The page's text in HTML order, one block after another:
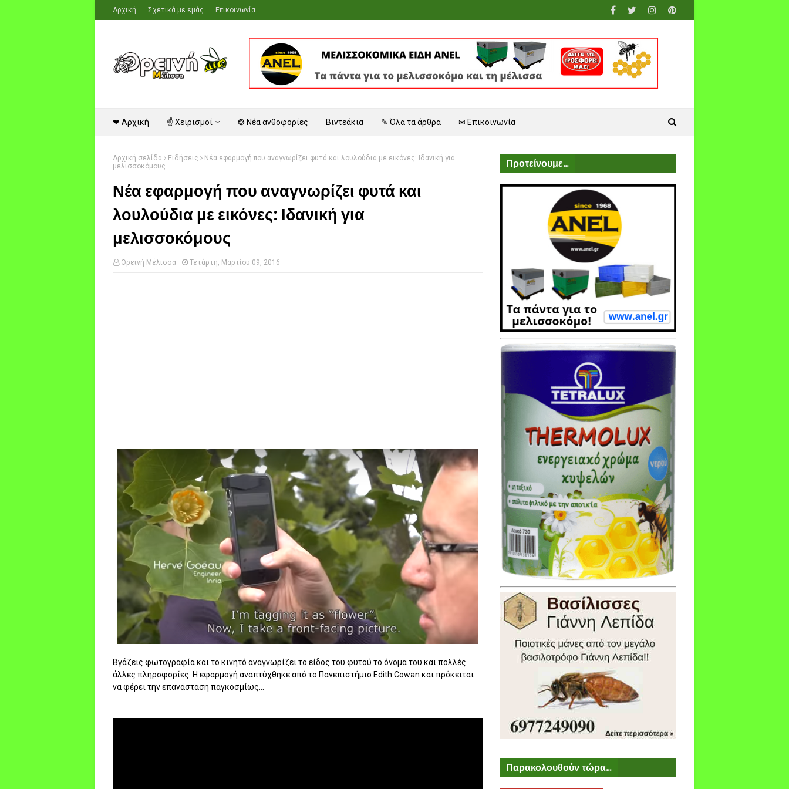
Αρχική Σχετικά με εμάς Επικοινωνία
❤ Αρχική ☝ Χειρισμοί ❂ Νέα ανθοφορίες Βιντεάκια ✎ Όλα τα άρθρα ✉ Επικοινωνία
Αρχική σελίδα Ειδήσεις
Νέα εφαρμογή που αναγνωρίζει φυτά και λουλούδια με εικόνες: Ιδανική για
μελισσοκόμους
Νέα εφαρμογή που αναγνωρίζει φυτά και
λουλούδια με εικόνες: Ιδανική για
μελισσοκόμους
Ορεινή Μέλισσα Τετάρτη, Μαρτίου 09, 2016
Βγάζεις φωτογραφία και το κινητό αναγνωρίζει το είδος του φυτού το όνομα του και πολλές
άλλες πληροφορίες. Η εφαρμογή αναπτύχθηκε από το Πανεπιστήμιο Edith Cowan και πρόκειται
να φέρει την επανάσταση παγκοσμίως...
Προτείνουμε...
Παρακολουθούν τώρα...